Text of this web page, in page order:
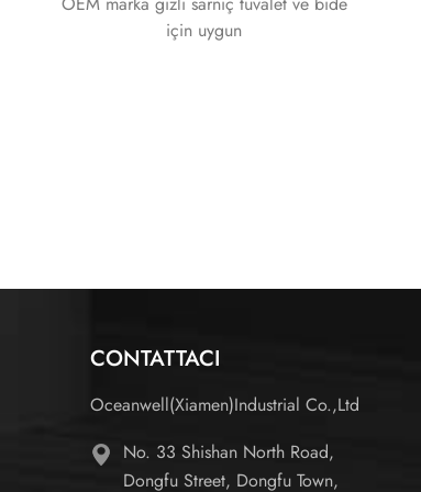
için uygun
CONTATTACI
Oceanwell(Xiamen)Industrial Co.,Ltd
No. 33 Shishan North Road,
Dongfu Street, Dongfu Town,